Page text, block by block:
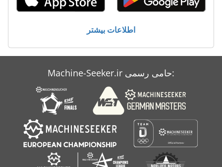
Vks
بازیافت
برش دوار مرگ
اطلاعات بیشتر
Machine-Seeker.ir حامی رسمی: